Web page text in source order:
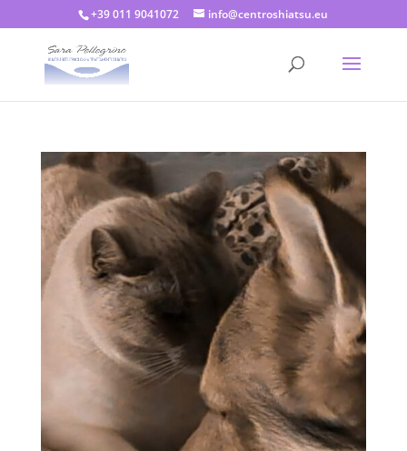
+39 011 9041072 info@centroshiatsu.eu